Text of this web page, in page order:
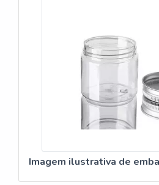
contato para tirar todas as suas
atender.MAIS INFORMAÇÕES
SOBRE A
possível encontrar a solução para
termoplásticos e congêneres. Os
itens como frascos para
com ótima qualidade e
dos clientes através de um
meio de profissionais treinados
A Avery é uma empresa que tem
Imagem ilustrativa de